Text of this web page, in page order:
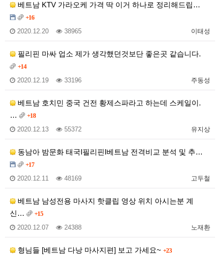
베트남 KTV 가라오케 가격 딱 이거 하나로 정리해드립…
+16
이태성
2020.12.20 38965
필리핀 마싸 업소 제가 생각했던것보단 좋은곳 같습니다.
+14
주동성
2020.12.19 33196
베트남 호치민 중국 건전 황제스파라고 하는데 스케일이.
…
+18
유지상
2020.12.13 55372
동남아 밤문화 태국I필리핀I베트남 전격비교 분석 및 추…
+17
고두철
2020.12.11 48169
베트남 남성전용 마사지 핫클립 영상 위치 아시는분 계
신…
+15
노재환
2020.12.07 24388
형님들 [베트남 다낭 마사지편] 보고 가세요~ +23